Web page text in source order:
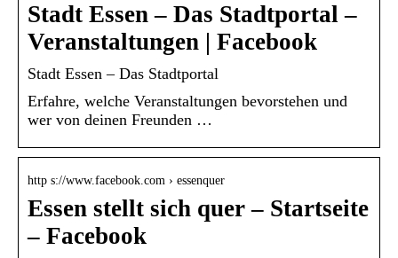
Stadt Essen – Das Stadtportal –
Veranstaltungen | Facebook
Stadt Essen – Das Stadtportal
Erfahre, welche Veranstaltungen bevorstehen und
wer von deinen Freunden …
http s://www.facebook.com › essenquer
Essen stellt sich quer – Startseite
– Facebook